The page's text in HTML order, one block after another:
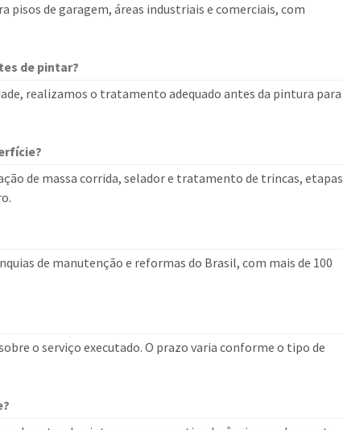
pisos de garagem, áreas industriais e comerciais, com
de pintar?
realizamos o tratamento adequado antes da pintura para
de massa corrida, selador e tratamento de trincas, etapas
de manutenção e reformas do Brasil, com mais de 100
o serviço executado. O prazo varia conforme o tipo de